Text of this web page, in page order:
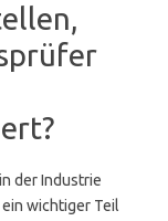
der Industrie
wichtiger Teil